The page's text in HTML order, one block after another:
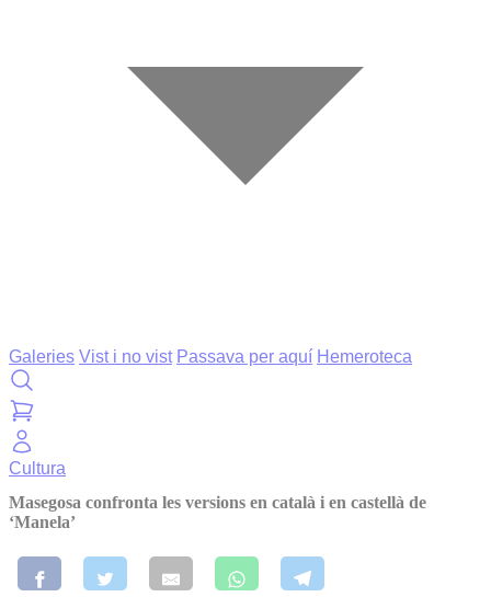
Galeries Vist i no vist Passava per aquí Hemeroteca
Cultura
Masegosa confronta les versions en català i en castellà de
‘Manela’